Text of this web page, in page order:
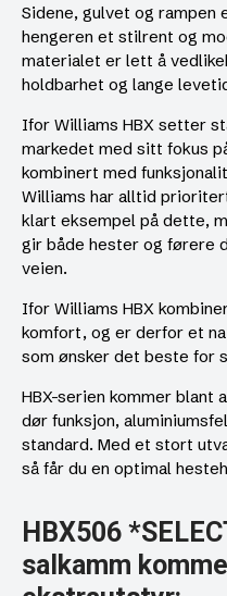
Sidene, gulvet og rampen
hengeren et stilrent og
materialet er lett å
holdbarhet og lange
Ifor Williams HBX setter
markedet med sitt fokus
kombinert med
Williams har alltid
klart eksempel på dette,
gir både hester og førere
veien.
Ifor Williams HBX
komfort, og er derfor et
som ønsker det beste for
HBX-serien kommer blant
dør funksjon,
standard. Med et stort
så får du en optimal
HBX506
salkamm